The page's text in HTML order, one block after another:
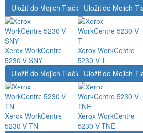
Uložiť do Mojich Tlačiarní
Xerox WorkCentre
5230 V SNY
Uložiť do Mojich
Xerox WorkCentre
5230 V T
Uložiť do Mojich Tlačiarní
Xerox WorkCentre
5230 V TN
Uložiť do Mojich
Xerox WorkCentre
5230 V TNE